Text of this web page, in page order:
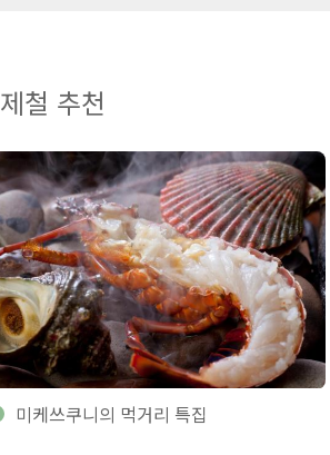
제철 추천
미케쓰쿠니의 먹거리 특집